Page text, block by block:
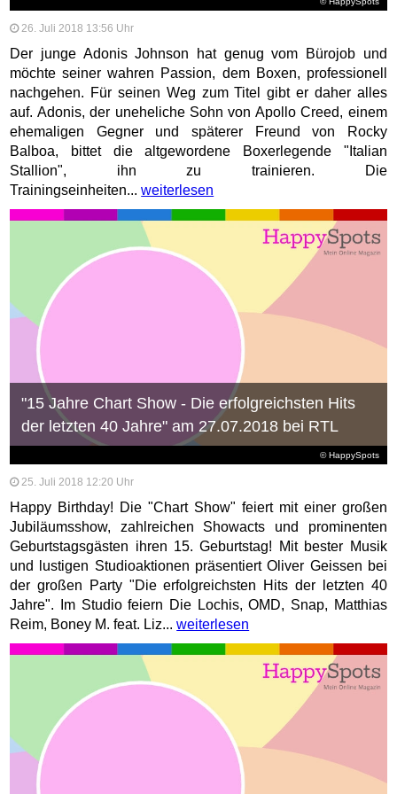
26. Juli 2018 13:56 Uhr
Der junge Adonis Johnson hat genug vom Bürojob und
möchte seiner wahren Passion, dem Boxen, professionell
nachgehen. Für seinen Weg zum Titel gibt er daher alles
auf. Adonis, der uneheliche Sohn von Apollo Creed, einem
ehemaligen Gegner und späterer Freund von Rocky
Balboa, bittet die altgewordene Boxerlegende "Italian
Stallion", ihn zu trainieren. Die
Trainingseinheiten...weiterlesen
© HappySpots
"15 Jahre Chart Show - Die erfolgreichsten Hits
der letzten 40 Jahre" am 27.07.2018 bei RTL
25. Juli 2018 12:20 Uhr
Happy Birthday! Die "Chart Show" feiert mit einer großen
Jubiläumsshow, zahlreichen Showacts und prominenten
Geburtstagsgästen ihren 15. Geburtstag! Mit bester Musik
und lustigen Studioaktionen präsentiert Oliver Geissen bei
der großen Party "Die erfolgreichsten Hits der letzten 40
Jahre". Im Studio feiern Die Lochis, OMD, Snap, Matthias
Reim, Boney M. feat. Liz...weiterlesen